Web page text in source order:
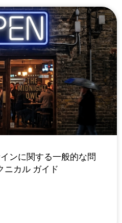
ンに関する一般的な問
ニカル ガイド